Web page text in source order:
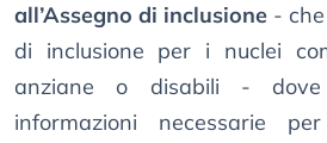
all’Assegno di inclusione -
di inclusione per i nuclei
anziane o disabili -
informazioni necessarie